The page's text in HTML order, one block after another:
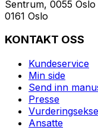
Sentrum, 0055
0161 Oslo
KONTAKT OSS
Kundeservice
Min side
Send inn
Presse
Ansatte